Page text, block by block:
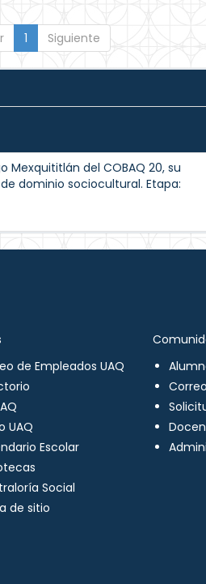
1 Siguiente
del COBAQ 20, su
dominio sociocultural. Etapa:
de Empleados UAQ
UAQ
Escolar
Social
de sitio